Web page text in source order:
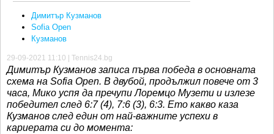
Димитър Кузманов
Sofia Open
Кузманов
29-09-2021 11:10 | Tennis24.bg
Димитър Кузманов записа първа победа в основната
схема на Sofia Open. В двубой, продължил повече от 3
часа, Мико успя да пречупи Лоремцо Музети и излезе
победител след 6:7 (4), 7:6 (3), 6:3. Ето какво каза
Кузманов след един от най-важните успехи в
кариерата си до момента: